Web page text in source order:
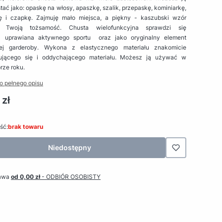
jako: opaskę na włosy, apaszkę, szalik, przepaskę, kominiarkę,
i czapkę. Zajmuję mało miejsca, a piękny - kaszubski wzór
Twoją tożsamość. Chusta wielofunkcyjna sprawdzi się
uprawiana aktywnego sportu oraz jako oryginalny element
garderoby. Wykona z elastycznego materiału znakomicie
się i oddychającego materiału. Możesz ją używać w
roku.
pełnego opisu
brak towaru
Niedostępny
od 0,00 zł- ODBIÓR OSOBISTY